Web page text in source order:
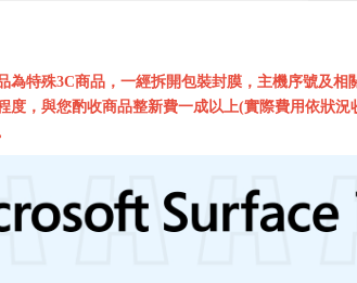
為特殊3C商品，一經拆開包裝封膜，主機序號及
度，與您酌收商品整新費一成以上(實際費用依狀